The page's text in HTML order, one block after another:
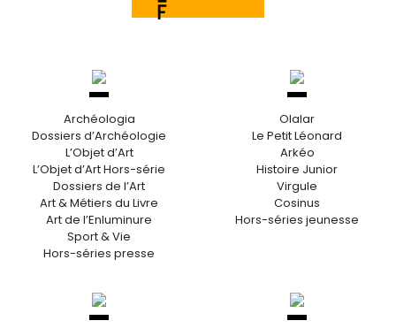
Archéologia
Dossiers d’Archéologie
L’Objet d’Art
L’Objet d’Art Hors-série
Dossiers de l’Art
Art & Métiers du Livre
Art de l’Enluminure
Sport & Vie
Hors-séries presse
Olalar
Le Petit Léonard
Arkéo
Histoire Junior
Virgule
Cosinus
Hors-séries jeunesse